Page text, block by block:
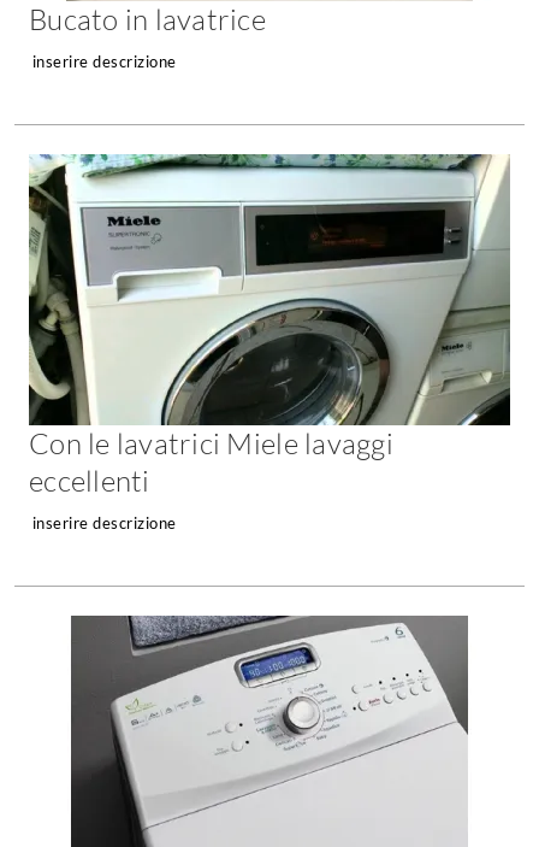
Bucato in lavatrice
inserire descrizione
Con le lavatrici Miele lavaggi
eccellenti
inserire descrizione